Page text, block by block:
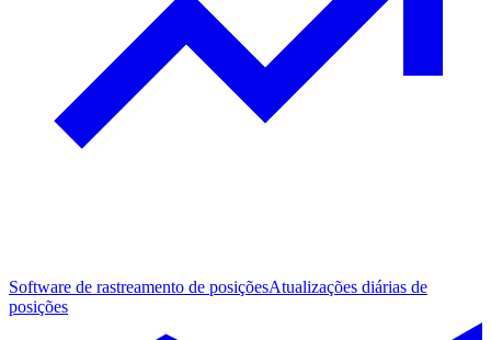
Software de rastreamento de posiçõesAtualizações diárias de
posições